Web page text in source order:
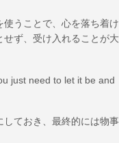
うことで、心を落ち着け
ず、受け入れることが大
just need to let it be and
しておき、最終的には物事